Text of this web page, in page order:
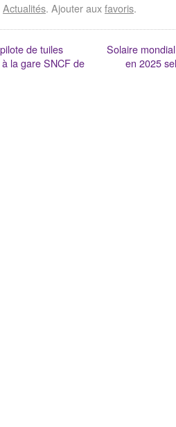
Actualités. Ajouter auxfavoris.
de tuiles
la gare SNCF de
Solaire
en 2025